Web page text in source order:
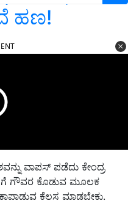
ಹಣ!
ವಾಪಸ್ ಪಡೆದು ಕೇಂದ್ರ
ಗೌವರ ಕೊಡುವ ಮೂಲಕ
ಕೆಲಸ ಮಾಡಬೇಕು.